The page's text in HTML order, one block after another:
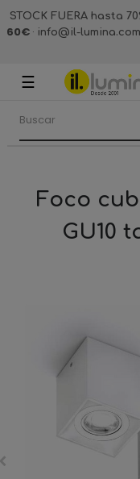
STOCK FUERA hasta
60€· info@il-lumina.com
Navegación
palanca
☰
Foco
GU10